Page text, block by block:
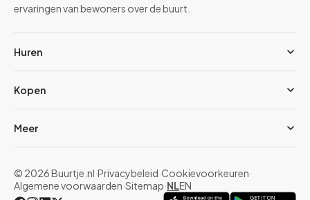
ervaringen van bewoners over de buurt.
Huren
Kopen
Meer
© 2026 Buurtje.nl·Privacybeleid·Cookievoorkeuren·
Algemene voorwaarden·Sitemap·NLEN